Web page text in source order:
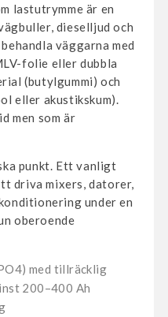
lastutrymme är en
dieselljud och
väggarna med
folie eller dubbla
(butylgummi) och
eller akustikskum).
men som är
punkt. Ett vanligt
driva mixers, datorer,
under en
oberoende
med tillräcklig
200–400 Ah